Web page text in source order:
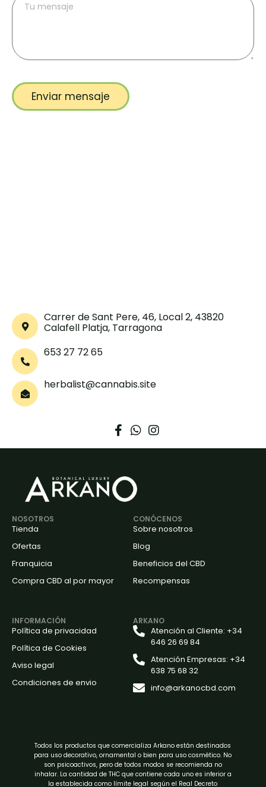
Enviar mensaje
Carrer de Sant Pere, 46, Local 2, 43820
Calafell Platja, Tarragona
653 27 72 65
herbalist@cannabis.site
NOSOTROS
Tienda
Ofertas
Franquicia
Compra CBD al por mayor
CONÓCENOS
Sobre nosotros
Blog
Beneficios del CBD
Recompensas
INFORMACIÓN
Política de privacidad
Política de Cookies
Aviso legal
Condiciones de envio
ARKANO
Atención al Cliente: +34
646 26 69 84
Atención Empresas: +34
638 75 68 32
info@arkanocbd.com
Todos los productos que comercializa Arkano están destinados
para uso decorativo, ornamental o bien para uso cosmético. No
son psicoactivos, pero de todos modos se recomienda no
inhalar. La cantidad de THC que contiene cada uno es inferior a
la establecida como límite legal según el Real Decreto